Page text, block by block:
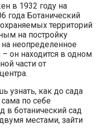
в 1932 году на
года Ботанический
территорий
на постройку
неопределенное
он находится в одном
части от
узнать, как до сада
по себе
в ботанический сад
местами, зайти